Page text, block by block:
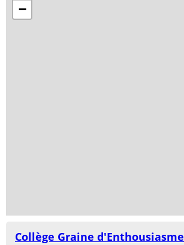
−
Collège Graine d'Enthousiasme